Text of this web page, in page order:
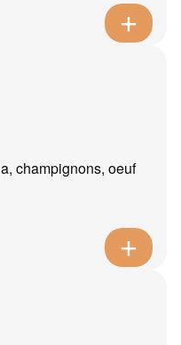
champignons, oeuf